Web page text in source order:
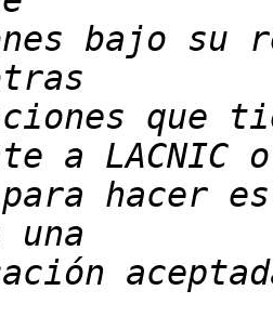
bajo su
que
hacer